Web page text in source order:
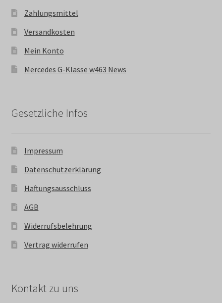
Zahlungsmittel
Versandkosten
Mein Konto
Mercedes G-Klasse w463 News
Gesetzliche Infos
Impressum
Datenschutzerklärung
Haftungsausschluss
AGB
Widerrufsbelehrung
Vertrag widerrufen
Kontakt zu uns